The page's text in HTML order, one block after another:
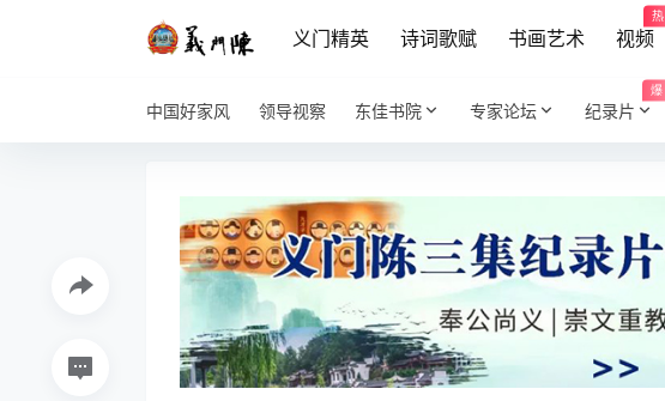
义门精英 诗词歌赋 书画艺术 视频
热
中国好家风 领导视察 东佳书院 专家论坛 纪录片
爆